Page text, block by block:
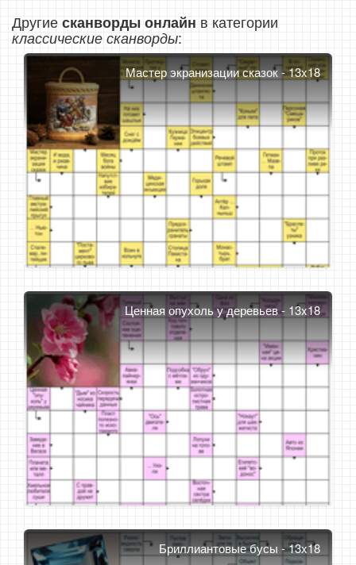
Другиесканворды онлайн в категории
классические сканворды:
Мастер экранизации сказок - 13x18
Ценная опухоль у деревьев - 13x18
Бриллиантовые бусы - 13x18